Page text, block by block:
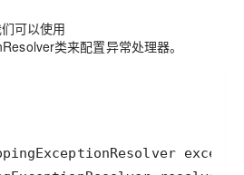
可以使用
类来配置异常处理器。